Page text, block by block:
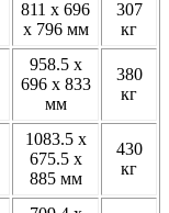
811 x 696
x 796 мм
307
кг
958.5 x
696 x 833
мм
380
кг
1083.5 x
675.5 x
885 мм
430
кг